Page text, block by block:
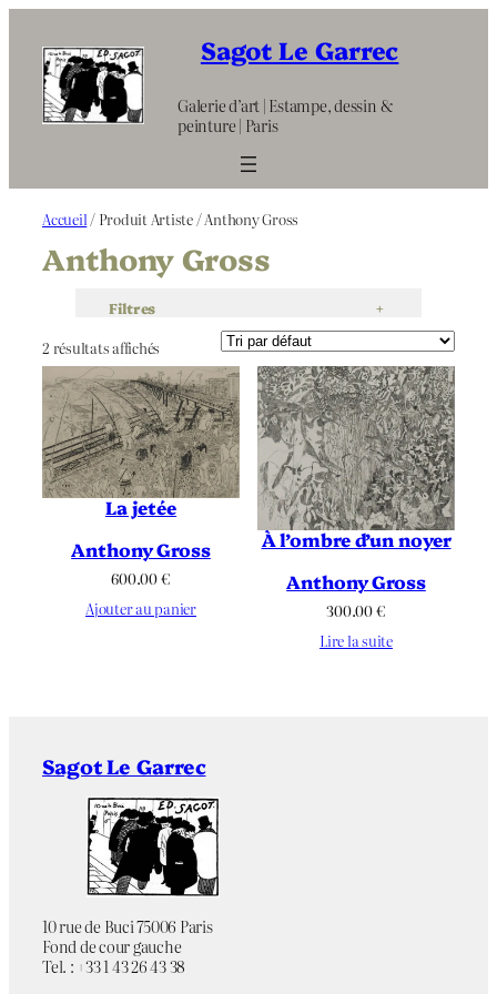
contenu
Sagot Le Garrec
Galerie d’art | Estampe, dessin &
peinture | Paris
Accueil / Produit Artiste / Anthony Gross
Anthony Gross
Filtres +
2 résultats affichés
La jetée
Anthony Gross
600.00€
Ajouter au panier
À l’ombre d’un noyer
Anthony Gross
300.00€
Lire la suite
Sagot Le Garrec
10 rue de Buci 75006 Paris
Fond de cour gauche
Tel. : +33 1 43 26 43 38